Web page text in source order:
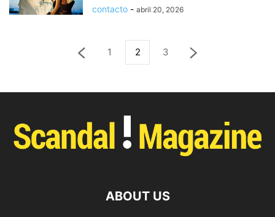
contacto - abril 20, 2026
1 2 3
ABOUT US